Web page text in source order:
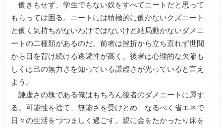
働きもせず、学生でもない奴をすべてニートだと思って
もらっては困る。ニートには積極的に働かないクズニート
と働く気持ちがないわけではないけど結局動かないダメニ
ートの二種類があるのだ。前者は挫折から立ち直れず世間
から目を背け続ける逃避性が高く、後者は心理的な欠陥も
しくは己の無力さを知っている謙虚さが光っていると言え
よう。
謙虚さの塊である俺はもちろん後者のダメニートに属す
る。可能性を捨て、無能さを受けとめ、なるべく省エネで
日々の生活をつつましく過ごす。親に金をたかったり床を